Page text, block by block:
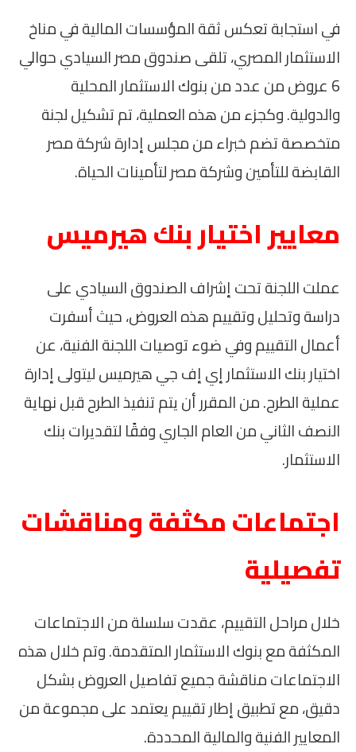
في استجابة تعكس ثقة المؤسسات المالية في مناخ
الاستثمار المصري، تلقى صندوق مصر السيادي حوالي
6 عروض من عدد من بنوك الاستثمار المحلية
والدولية. وكجزء من هذه العملية، تم تشكيل لجنة
متخصصة تضم خبراء من مجلس إدارة شركة مصر
القابضة للتأمين وشركة مصر لتأمينات الحياة.
معايير اختيار بنك هيرميس
عملت اللجنة تحت إشراف الصندوق السيادي على
دراسة وتحليل وتقييم هذه العروض، حيث أسفرت
أعمال التقييم وفي ضوء توصيات اللجنة الفنية، عن
اختيار بنك الاستثمار إي إف جي هيرميس ليتولى إدارة
عملية الطرح. من المقرر أن يتم تنفيذ الطرح قبل نهاية
النصف الثاني من العام الجاري وفقًا لتقديرات بنك
الاستثمار.
اجتماعات مكثفة ومناقشات
تفصيلية
خلال مراحل التقييم، عقدت سلسلة من الاجتماعات
المكثفة مع بنوك الاستثمار المتقدمة. وتم خلال هذه
الاجتماعات مناقشة جميع تفاصيل العروض بشكل
دقيق، مع تطبيق إطار تقييم يعتمد على مجموعة من
المعايير الفنية والمالية المحددة.